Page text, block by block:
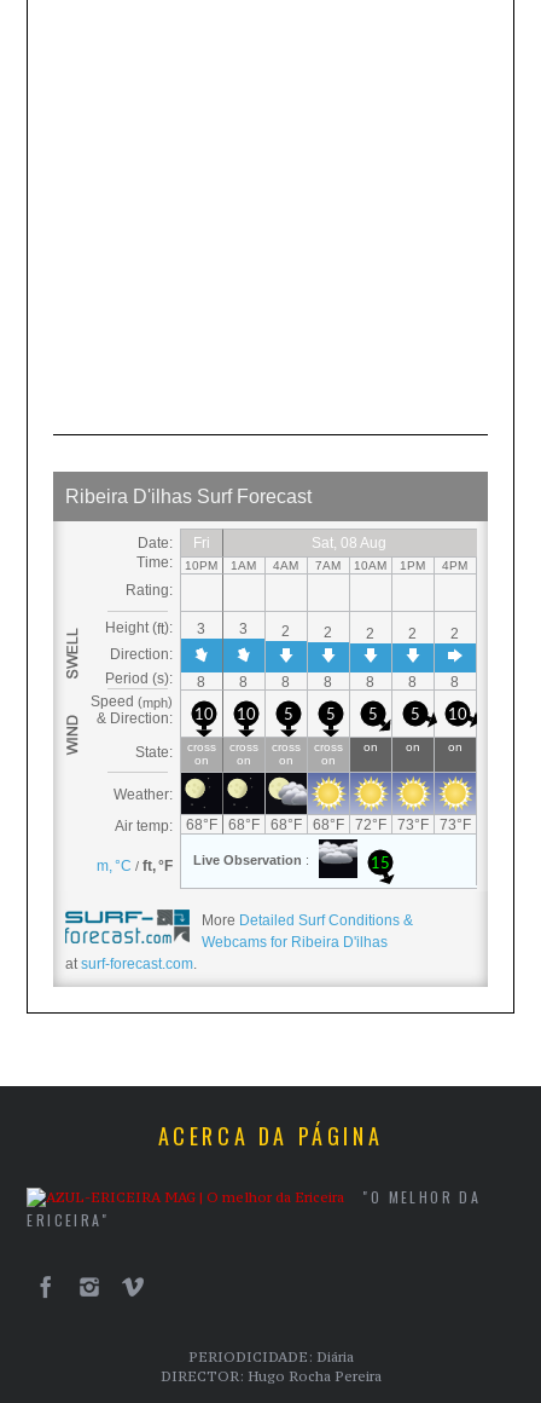
More Detailed Surf Conditions &
Webcams for Ribeira D'ilhas
atsurf-forecast.com.
ACERCA DA PÁGINA
"O MELHOR DA
ERICEIRA"
PERIODICIDADE: Diária
DIRECTOR: Hugo Rocha Pereira